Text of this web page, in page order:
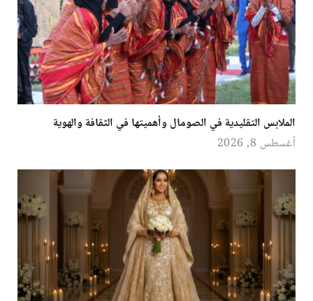
الملابس التقليدية في الصومال وأهميتها في الثقافة والهوية
أغسطس 8, 2026